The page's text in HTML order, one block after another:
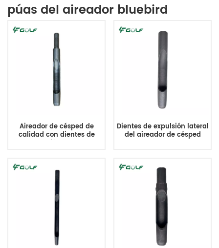
púas del aireador bluebird
Aireador de césped de
calidad con dientes de
expulsión lateral
Dientes de expulsión lateral
del aireador de césped